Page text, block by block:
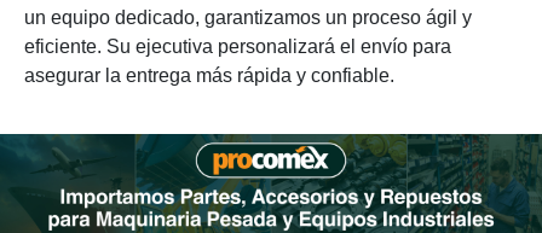
un equipo dedicado, garantizamos un proceso ágil y
eficiente. Su ejecutiva personalizará el envío para
asegurar la entrega más rápida y confiable.